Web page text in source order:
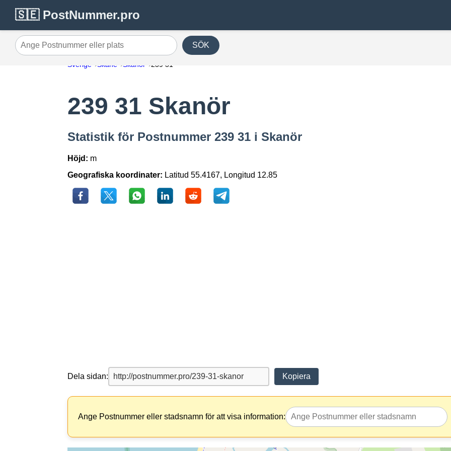
🇸🇪 PostNummer.pro
Ange Postnummer eller plats SÖK
Sverige Skåne Skanör 239 31
239 31 Skanör
Statistik för Postnummer 239 31 i Skanör
Höjd: m
Geografiska koordinater: Latitud 55.4167, Longitud 12.85
Dela sidan: Kopiera
Ange Postnummer eller stadsnamn för att visa information: